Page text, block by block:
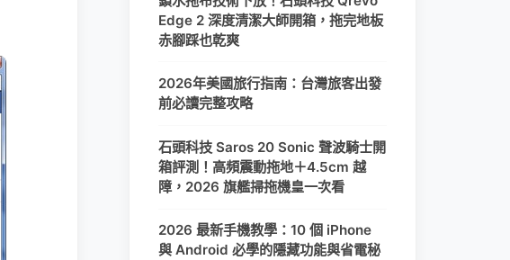
Edge 2 深度清潔大師開箱，拖完地板
赤腳踩也乾爽
2026年美國旅行指南：台灣旅客出發
前必讀完整攻略
石頭科技 Saros 20 Sonic 聲波騎士開
箱評測！高頻震動拖地＋4.5cm 越
障，2026 旗艦掃拖機皇一次看
2026 最新手機教學：10 個 iPhone
與 Android 必學的隱藏功能與省電秘